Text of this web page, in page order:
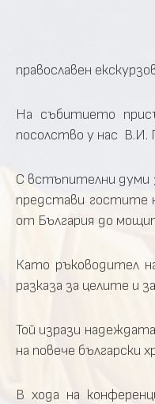
православен
На събитието
посолство у нас
С встъпителни думи
представи гостите
от България до
Като ръководител
разказа за целите и
Той изрази
на повече
В хода на